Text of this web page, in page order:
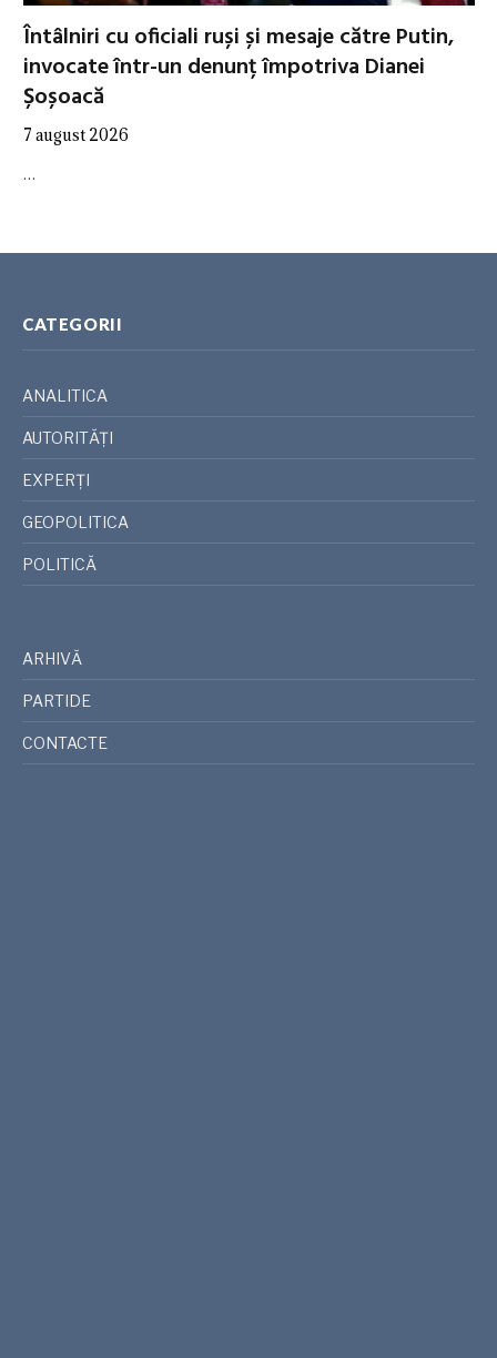
Întâlniri cu oficiali ruși și mesaje către Putin,
invocate într-un denunț împotriva Dianei
Șoșoacă
7 august 2026
…
CATEGORII
ANALITICA
AUTORITĂȚI
EXPERȚI
GEOPOLITICA
POLITICĂ
ARHIVĂ
PARTIDE
CONTACTE